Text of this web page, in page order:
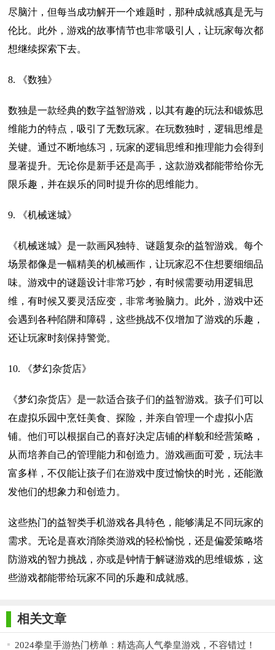
尽脑汁，但每当成功解开一个难题时，那种成就感真是无与
伦比。此外，游戏的故事情节也非常吸引人，让玩家每次都
想继续探索下去。
8. 《数独》
数独是一款经典的数字益智游戏，以其有趣的玩法和锻炼思
维能力的特点，吸引了无数玩家。在玩数独时，逻辑思维是
关键。通过不断地练习，玩家的逻辑思维和推理能力会得到
显著提升。无论你是新手还是高手，这款游戏都能带给你无
限乐趣，并在娱乐的同时提升你的思维能力。
9. 《机械迷城》
《机械迷城》是一款画风独特、谜题复杂的益智游戏。每个
场景都像是一幅精美的机械画作，让玩家忍不住想要细细品
味。游戏中的谜题设计非常巧妙，有时候需要动用逻辑思
维，有时候又要灵活应变，非常考验脑力。此外，游戏中还
会遇到各种陷阱和障碍，这些挑战不仅增加了游戏的乐趣，
还让玩家时刻保持警觉。
10. 《梦幻杂货店》
《梦幻杂货店》是一款适合孩子们的益智游戏。孩子们可以
在虚拟乐园中烹饪美食、探险，并亲自管理一个虚拟小店
铺。他们可以根据自己的喜好决定店铺的样貌和经营策略，
从而培养自己的管理能力和创造力。游戏画面可爱，玩法丰
富多样，不仅能让孩子们在游戏中度过愉快的时光，还能激
发他们的想象力和创造力。
这些热门的益智类手机游戏各具特色，能够满足不同玩家的
需求。无论是喜欢消除类游戏的轻松愉悦，还是偏爱策略塔
防游戏的智力挑战，亦或是钟情于解谜游戏的思维锻炼，这
些游戏都能带给玩家不同的乐趣和成就感。
相关文章
2024拳皇手游热门榜单：精选高人气拳皇游戏，不容错过！